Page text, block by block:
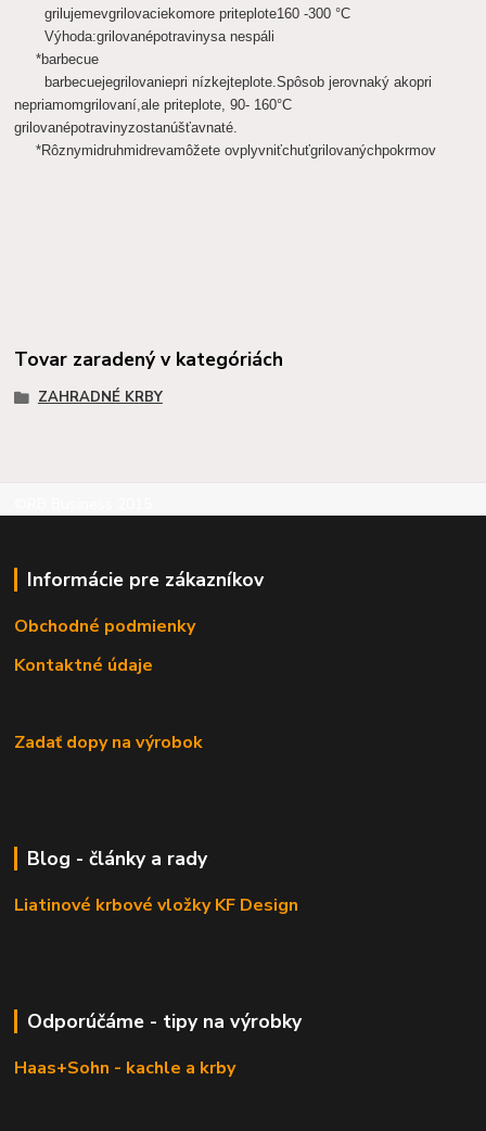
grilujemevgrilovaciekomore priteplote160 -300 °C
Výhoda:grilovanépotravinysa nespáli
*barbecue
barbecuejegrilovaniepri nízkejteplote.Spôsob jerovnaký akopri
nepriamomgrilovaní ,ale priteplote , 90- 160°C
grilovanépotravinyzostanúšťavnaté.
*Rôznymidruhmidrevamôžete ovplyvniťchuťgrilovanýchpokrmov
Tovar zaradený v kategóriách
ZAHRADNÉ KRBY
Informácie pre zákazníkov
Obchodné podmienky
Kontaktné údaje
Zadať dopy na výrobok
Blog - články a rady
Liatinové krbové vložky KF Design
Odporúčáme - tipy na výrobky
Haas+Sohn - kachle a krby